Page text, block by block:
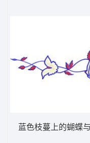
蓝色枝蔓上的蝴蝶